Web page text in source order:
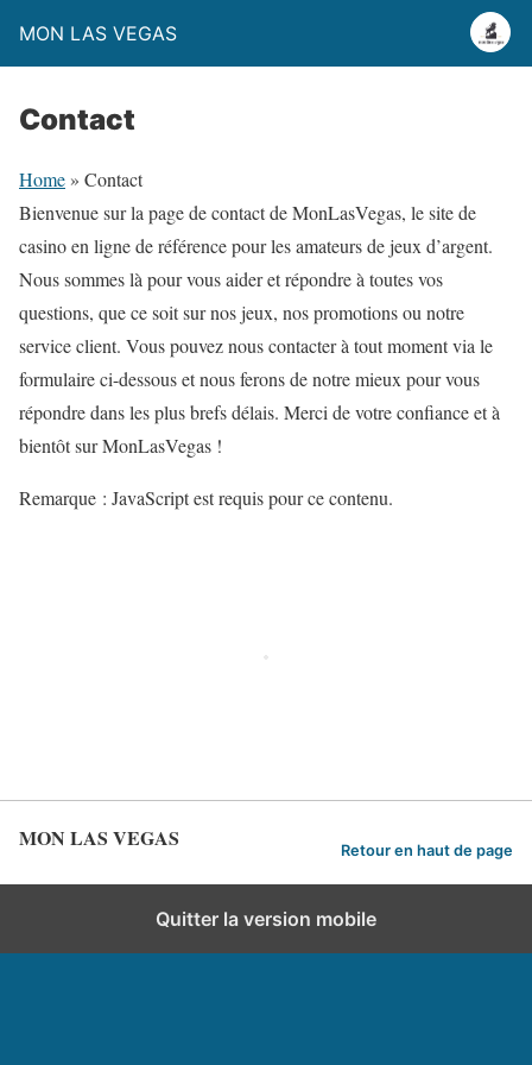
MON LAS VEGAS
Contact
Home » Contact
Bienvenue sur la page de contact de MonLasVegas, le site de
casino en ligne de référence pour les amateurs de jeux d’argent.
Nous sommes là pour vous aider et répondre à toutes vos
questions, que ce soit sur nos jeux, nos promotions ou notre
service client. Vous pouvez nous contacter à tout moment via le
formulaire ci-dessous et nous ferons de notre mieux pour vous
répondre dans les plus brefs délais. Merci de votre confiance et à
bientôt sur MonLasVegas !
Remarque : JavaScript est requis pour ce contenu.
MON LAS VEGAS Retour en haut de page
Quitter la version mobile